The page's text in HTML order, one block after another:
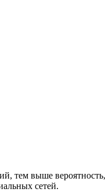
тем выше
сетей.